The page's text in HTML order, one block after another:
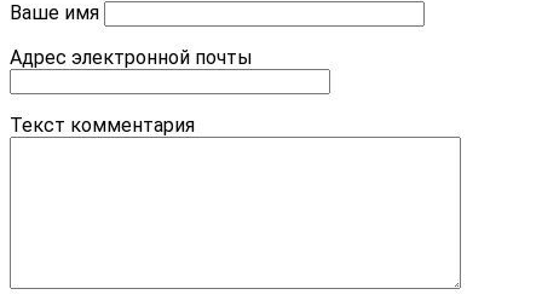
Ваше имя
Адрес электронной почты
Текст комментария